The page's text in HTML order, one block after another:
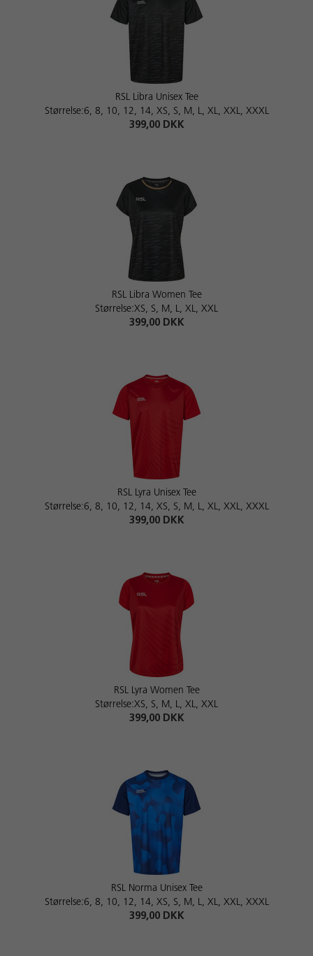
RSL Libra Unisex Tee
Størrelse:6, 8, 10, 12, 14, XS, S, M, L, XL, XXL, XXXL
399,00 DKK
RSL Libra Women Tee
Størrelse:XS, S, M, L, XL, XXL
399,00 DKK
RSL Lyra Unisex Tee
Størrelse:6, 8, 10, 12, 14, XS, S, M, L, XL, XXL, XXXL
399,00 DKK
RSL Lyra Women Tee
Størrelse:XS, S, M, L, XL, XXL
399,00 DKK
RSL Norma Unisex Tee
Størrelse:6, 8, 10, 12, 14, XS, S, M, L, XL, XXL, XXXL
399,00 DKK